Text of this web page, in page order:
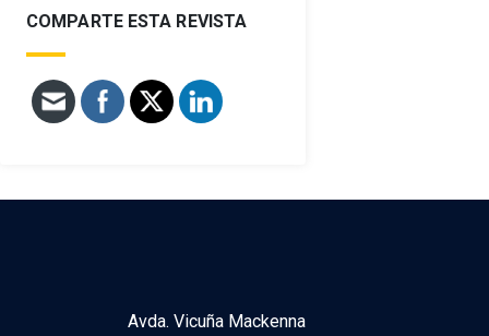
COMPARTE ESTA REVISTA
Avda. Vicuña Mackenna